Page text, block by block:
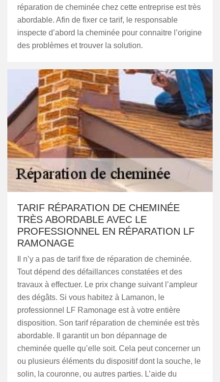
réparation de cheminée chez cette entreprise est très
abordable. Afin de fixer ce tarif, le responsable
inspecte d’abord la cheminée pour connaitre l’origine
des problèmes et trouver la solution.
TARIF RÉPARATION DE CHEMINÉE
TRÈS ABORDABLE AVEC LE
PROFESSIONNEL EN RÉPARATION LF
RAMONAGE
Il n’y a pas de tarif fixe de réparation de cheminée.
Tout dépend des défaillances constatées et des
travaux à effectuer. Le prix change suivant l’ampleur
des dégâts. Si vous habitez à Lamanon, le
professionnel LF Ramonage est à votre entière
disposition. Son tarif réparation de cheminée est très
abordable. Il garantit un bon dépannage de
cheminée quelle qu’elle soit. Cela peut concerner un
ou plusieurs éléments du dispositif dont la souche, le
solin, la couronne, ou autres parties. L’aide du